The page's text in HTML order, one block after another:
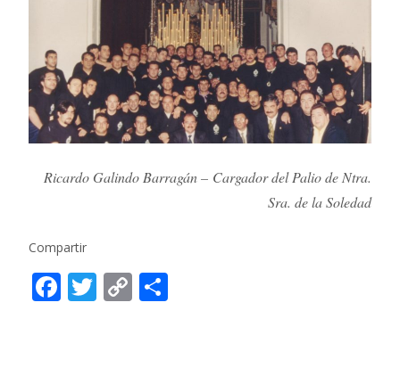
Ricardo Galindo Barragán – Cargador del Palio de Ntra.
Sra. de la Soledad
Compartir
F T C